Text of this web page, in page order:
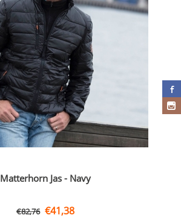
Matterhorn Jas - Navy
€82,76 €41,38